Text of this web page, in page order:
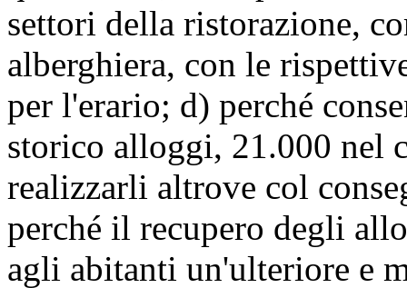
settori della ristorazione,
alberghiera, con le
per l'erario; d) perché
storico alloggi, 21.000 nel
realizzarli altrove col
perché il recupero degli
agli abitanti un'ulteriore e